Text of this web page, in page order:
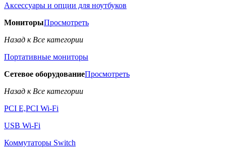
Аксессуары и опции для ноутбуков
МониторыПросмотреть
Назад к Все категории
Портативные мониторы
Сетевое оборудованиеПросмотреть
Назад к Все категории
PCI E,PCI Wi-Fi
USB Wi-Fi
Коммутаторы Switch